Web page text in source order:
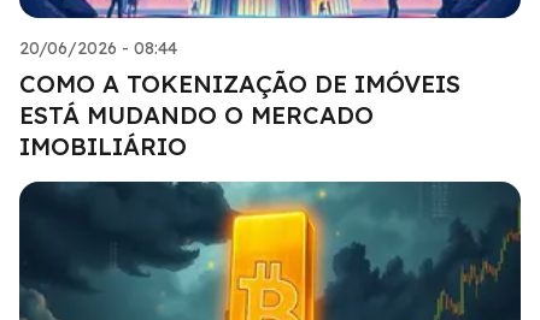
20/06/2026 - 08:44
COMO A TOKENIZAÇÃO DE IMÓVEIS
ESTÁ MUDANDO O MERCADO
IMOBILIÁRIO